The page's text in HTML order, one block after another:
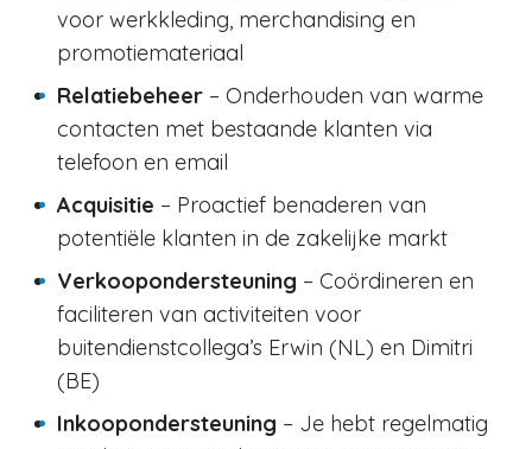
voor werkkleding, merchandising en
promotiemateriaal
Relatiebeheer – Onderhouden van warme
contacten met bestaande klanten via
telefoon en email
Acquisitie – Proactief benaderen van
potentiële klanten in de zakelijke markt
Verkoopondersteuning – Coördineren en
faciliteren van activiteiten voor
buitendienstcollega’s Erwin (NL) en Dimitri
(BE)
Inkoopondersteuning – Je hebt regelmatig